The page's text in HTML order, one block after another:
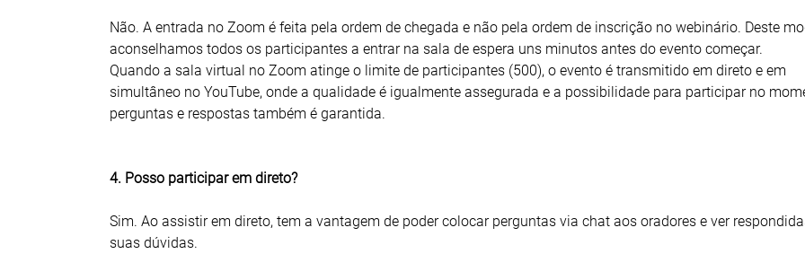
Não. A entrada no Zoom é feita pela ordem de chegada e não pela ordem de inscrição no webinário. Deste
aconselhamos todos os participantes a entrar na sala de espera uns minutos antes do evento começar.
Quando a sala virtual no Zoom atinge o limite de participantes (500), o evento é transmitido em direto e em
simultâneo no YouTube, onde a qualidade é igualmente assegurada e a possibilidade para participar no
perguntas e respostas também é garantida.
4. Posso participar em direto?
Sim. Ao assistir em direto, tem a vantagem de poder colocar perguntas via chat aos oradores e ver
suas dúvidas.